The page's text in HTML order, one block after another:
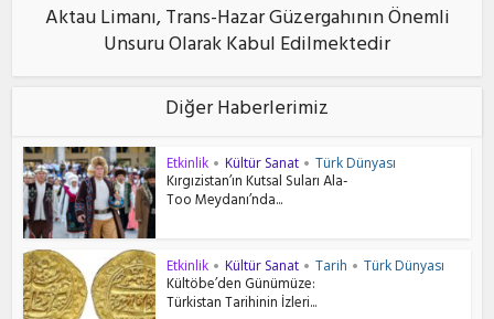
Aktau Limanı, Trans-Hazar Güzergahının Önemli
Unsuru Olarak Kabul Edilmektedir
Diğer Haberlerimiz
Etkinlik • Kültür Sanat • Türk Dünyası
Kırgızistan’ın Kutsal Suları Ala-
Too Meydanı’nda...
Etkinlik • Kültür Sanat • Tarih • Türk Dünyası
Kültöbe’den Günümüze:
Türkistan Tarihinin İzleri...